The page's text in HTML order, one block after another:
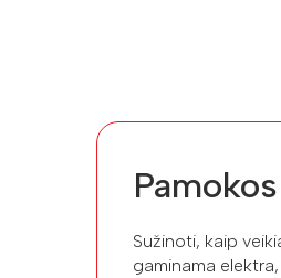
Sužinoti, kaip
gaminama